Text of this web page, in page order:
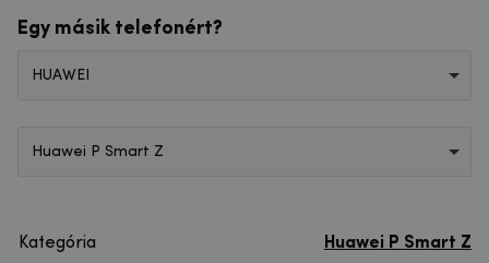
Egy másik telefonért?
HUAWEI
Huawei P Smart Z
Kategória
Huawei P Smart Z